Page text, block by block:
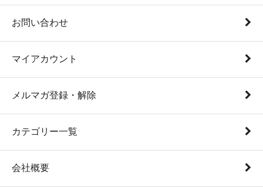
お問い合わせ
マイアカウント
メルマガ登録・解除
カテゴリー一覧
会社概要